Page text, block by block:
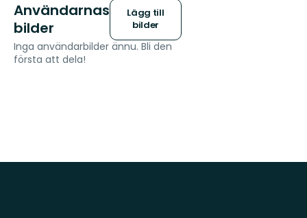
Användarnas
bilder
Lägg till
bilder
Inga användarbilder ännu. Bli den
första att dela!